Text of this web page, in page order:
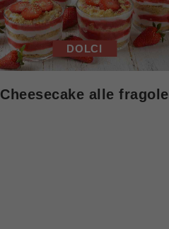
DOLCI
Cheesecake alle fragole